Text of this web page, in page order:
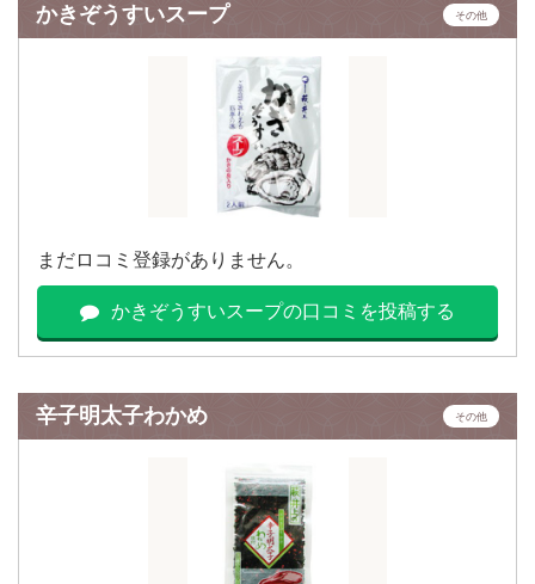
かきぞうすいスープ その他
まだロコミ登録がありません。
かきぞうすいスープの口コミを投稿する
辛子明太子わかめ その他